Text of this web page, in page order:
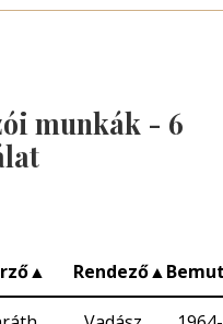
munkák - 6
▲ Rendező▲